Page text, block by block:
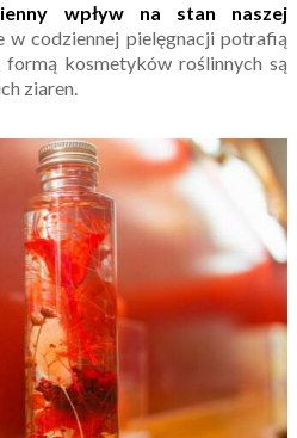
wpływ na stan naszej
w codziennej pielęgnacji potrafią
formą kosmetyków roślinnych są
ziaren.